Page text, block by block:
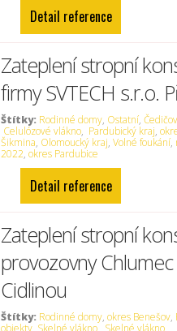
Detail reference
Zateplení stropní
firmy SVTECH s.r.o.
Štítky: Rodinné domy, Ostatní,
Celulózové vlákno, Pardubický kraj,
Šikmina, Olomoucký kraj,Volné foukání,
2022,okres Pardubice
Detail reference
Zateplení stropní
provozovny
Cidlinou
Štítky: Rodinné domy,okres Benešov,
objekty, Skelné vlákno, Skelné vlákno,